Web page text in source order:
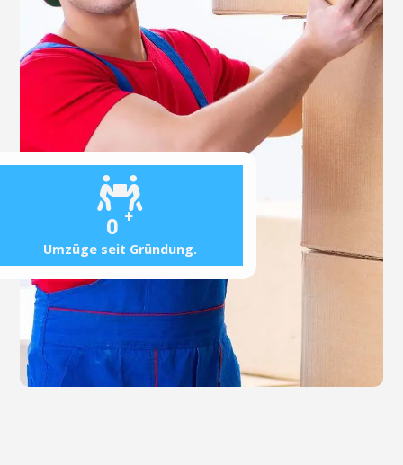
0 +
Umzüge seit Gründung.